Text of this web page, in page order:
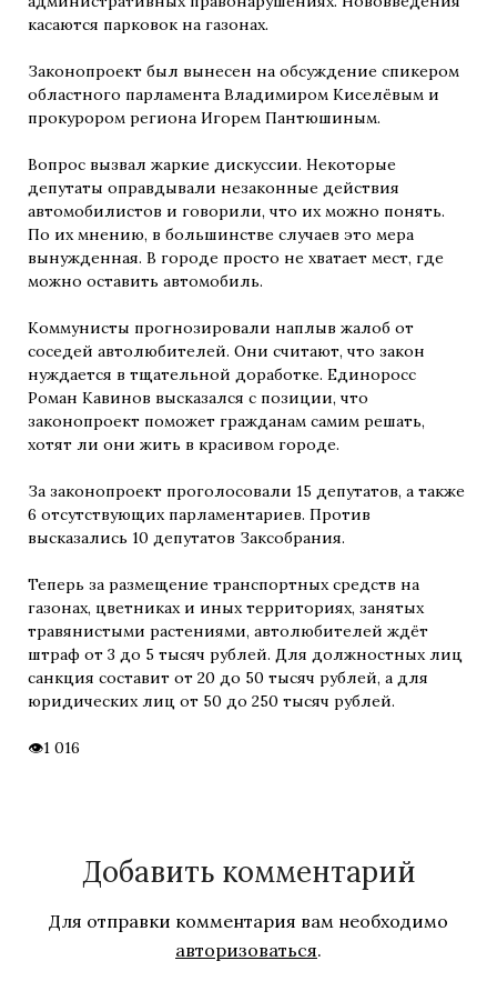
касаются парковок на газонах.
Законопроект был вынесен на обсуждение спикером
областного парламента Владимиром Киселёвым и
прокурором региона Игорем Пантюшиным.
Вопрос вызвал жаркие дискуссии. Некоторые
депутаты оправдывали незаконные действия
автомобилистов и говорили, что их можно понять.
По их мнению, в большинстве случаев это мера
вынужденная. В городе просто не хватает мест, где
можно оставить автомобиль.
Коммунисты прогнозировали наплыв жалоб от
соседей автолюбителей. Они считают, что закон
нуждается в тщательной доработке. Единоросс
Роман Кавинов высказался с позиции, что
законопроект поможет гражданам самим решать,
хотят ли они жить в красивом городе.
За законопроект проголосовали 15 депутатов, а также
6 отсутствующих парламентариев. Против
высказались 10 депутатов Заксобрания.
Теперь за размещение транспортных средств на
газонах, цветниках и иных территориях, занятых
травянистыми растениями, автолюбителей ждёт
штраф от 3 до 5 тысяч рублей. Для должностных лиц
санкция составит от 20 до 50 тысяч рублей, а для
юридических лиц от 50 до 250 тысяч рублей.
1 016
Добавить комментарий
Для отправки комментария вам необходимо
авторизоваться.